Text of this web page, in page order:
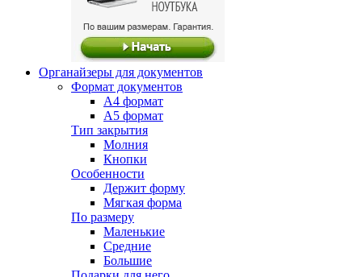
Органайзеры для документов
Формат документов
А4 формат
А5 формат
Тип закрытия
Молния
Кнопки
Особенности
Держит форму
Мягкая форма
По размеру
Маленькие
Средние
Большие